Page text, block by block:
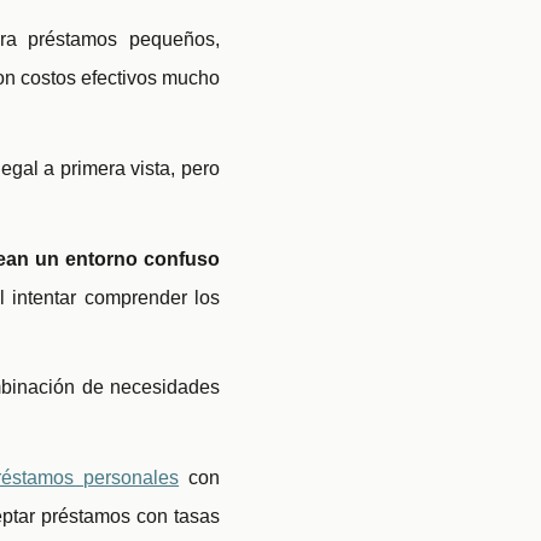
préstamos pequeños,
costos efectivos mucho
a primera vista, pero
un entorno confuso
intentar comprender los
de necesidades
personales con
préstamos con tasas